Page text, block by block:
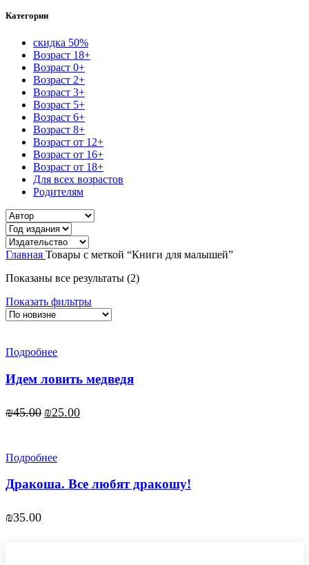
Категории
скидка 50%
Возраст 18+
Возраст 0+
Возраст 2+
Возраст 3+
Возраст 5+
Возраст 6+
Возраст 8+
Возраст от 12+
Возраст от 16+
Возраст от 18+
Для всех возрастов
Родителям
Главная Товары с меткой “Книги для малышей”
Показаны все результаты (2)Сортировка:
Показать фильтры
Подробнее
Идем ловить медведя
₪45.00 Первоначальная
₪25.00Текущая
Подробнее
Дракоша. Все любят дракошу!
₪35.00